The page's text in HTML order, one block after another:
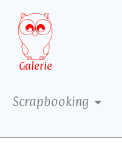
Galerie
Scrapbooking